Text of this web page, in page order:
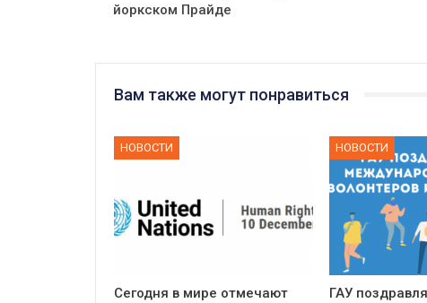
йоркском Прайде
Вам также могут понравиться
НОВОСТИ
Сегодня в мире отмечают
НОВОСТИ
ГАУ